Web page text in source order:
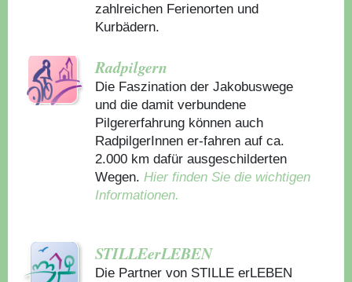
zahlreichen Ferienorten und
Kurbädern.
Radpilgern
Die Faszination der Jakobuswege
und die damit verbundene
Pilgererfahrung können auch
RadpilgerInnen er-fahren auf ca.
2.000 km dafür ausgeschilderten
Wegen.Hier finden Sie die wichtigen
Informationen.
STILLEerLEBEN
Die Partner von STILLE erLEBEN